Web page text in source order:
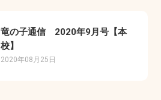
竜の子通信 2020年9月号【本
校】
2020年08月25日